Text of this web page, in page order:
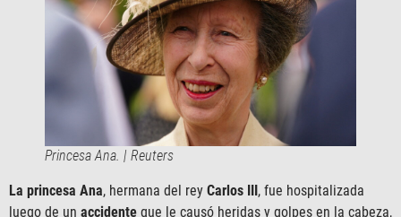
Princesa Ana. | Reuters
La princesa Ana, hermana del rey Carlos III, fue hospitalizada
luego de un accidente que le causó heridas y golpes en la cabeza,